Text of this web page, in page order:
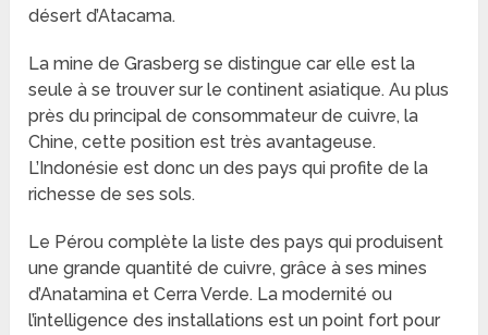
désert d’Atacama.
La mine de Grasberg se distingue car elle est la
seule à se trouver sur le continent asiatique. Au plus
près du principal de consommateur de cuivre, la
Chine, cette position est très avantageuse.
L’Indonésie est donc un des pays qui profite de la
richesse de ses sols.
Le Pérou complète la liste des pays qui produisent
une grande quantité de cuivre, grâce à ses mines
d’Anatamina et Cerra Verde. La modernité ou
l’intelligence des installations est un point fort pour